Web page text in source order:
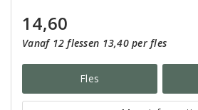
14,60
Vanaf 12 flessen 13,40 per fles
Fles